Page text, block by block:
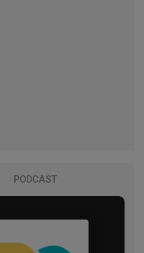
PODCAST